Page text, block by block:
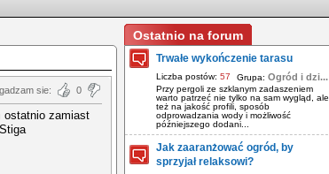
sie: 0
ostatnio zamiast
Ostatnio na forum
Trwałe wykończenie tarasu
Liczba postów: 57 Grupa: Ogród i dzi...
Przy pergoli ze szklanym zadaszeniem
warto patrzeć nie tylko na sam wygląd, ale
też na jakość profili, sposób
odprowadzania wody i możliwość
późniejszego dodani...
Jak zaaranżować ogród, by
sprzyjał relaksowi?